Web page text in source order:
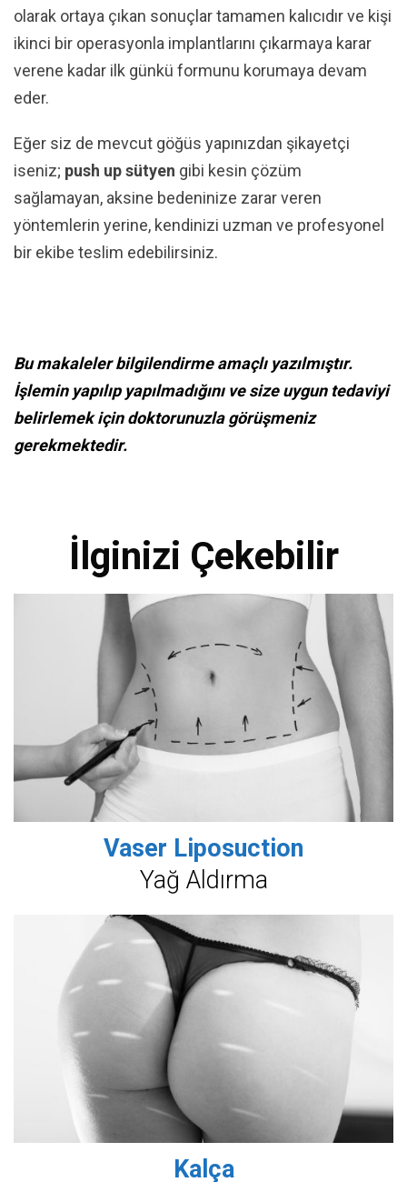
olarak ortaya çıkan sonuçlar tamamen kalıcıdır ve kişi
ikinci bir operasyonla implantlarını çıkarmaya karar
verene kadar ilk günkü formunu korumaya devam
eder.
Eğer siz de mevcut göğüs yapınızdan şikayetçi
iseniz; push up sütyen gibi kesin çözüm
sağlamayan, aksine bedeninize zarar veren
yöntemlerin yerine, kendinizi uzman ve profesyonel
bir ekibe teslim edebilirsiniz.
Bu makaleler bilgilendirme amaçlı yazılmıştır.
İşlemin yapılıp yapılmadığını ve size uygun tedaviyi
belirlemek için doktorunuzla görüşmeniz
gerekmektedir.
İlginizi Çekebilir
Vaser Liposuction
Yağ Aldırma
Kalça